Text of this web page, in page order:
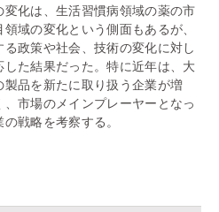
化は、生活習慣病領域の薬の市
域の変化という側面もあるが、
政策や社会、技術の変化に対し
た結果だった。特に近年は、大
品を新たに取り扱う企業が増
市場のメインプレーヤーとなっ
戦略を考察する。